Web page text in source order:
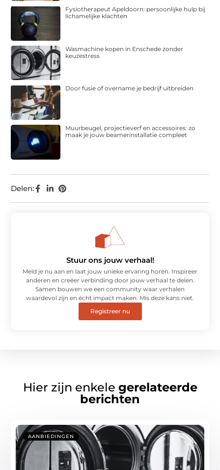
Delen:
Fysiotherapeut Apeldoorn: persoonlijke hulp bij
lichamelijke klachten
Wasmachine kopen in Enschede zonder
keuzestress
Door fusie of overname je bedrijf uitbreiden
Muurbeugel, projectieverf en accessoires: zo
maak je jouw beamerinstallatie compleet
Stuur ons jouw verhaal!
Meld je nu aan en laat jouw unieke ervaring horen. Inspireer
anderen en creëer verbinding door jouw verhaal te delen.
Samen bouwen we een community waar verhalen
waardevol zijn en écht impact maken. Mis deze kans niet.
Registreer nu
Hier zijn enkele gerelateerde
berichten
AANBIEDINGEN